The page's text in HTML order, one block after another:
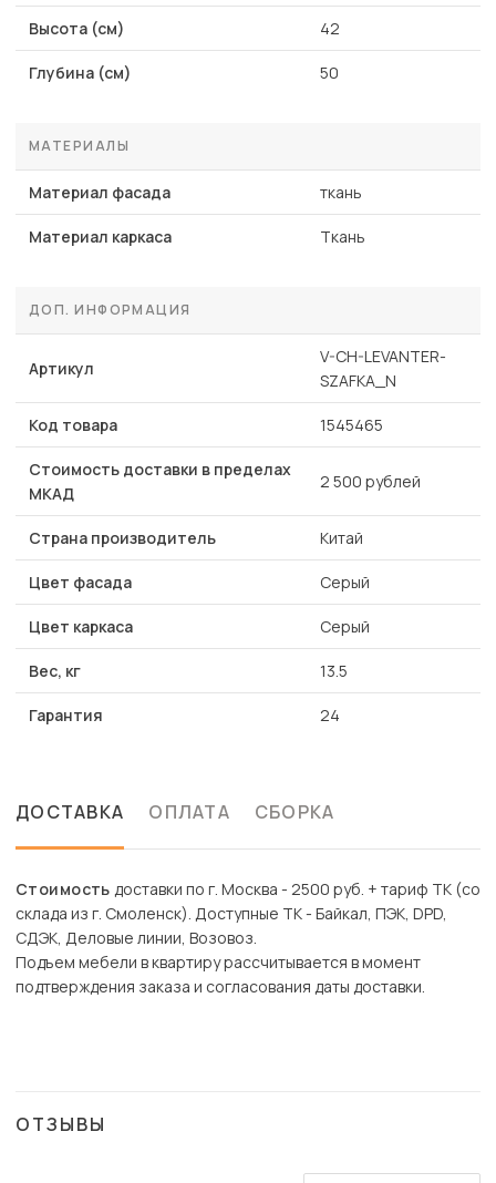
Высота (см) 42
Глубина (см) 50
МАТЕРИАЛЫ
Материал фасада ткань
Материал каркаса Ткань
ДОП. ИНФОРМАЦИЯ
Артикул
V-CH-LEVANTER-
SZAFKA_N
Код товара 1545465
Стоимость доставки в пределах
МКАД
2 500 рублей
Страна производитель Китай
Цвет фасада Серый
Цвет каркаса Серый
Вес, кг 13.5
Гарантия 24
ДОСТАВКА ОПЛАТА СБОРКА
Стоимость доставки по г. Москва - 2500 руб. + тариф ТК (со
склада из г. Смоленск). Доступные ТК - Байкал, ПЭК, DPD,
СДЭК, Деловые линии, Возовоз.
Подъем мебели в квартиру рассчитывается в момент
подтверждения заказа и согласования даты доставки.
ОТЗЫВЫ